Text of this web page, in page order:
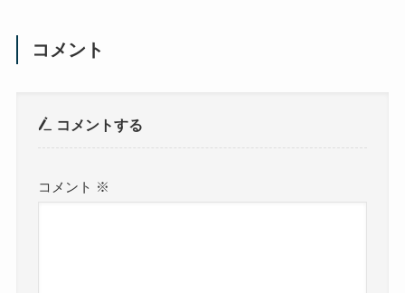
コメント
コメントする
コメント ※